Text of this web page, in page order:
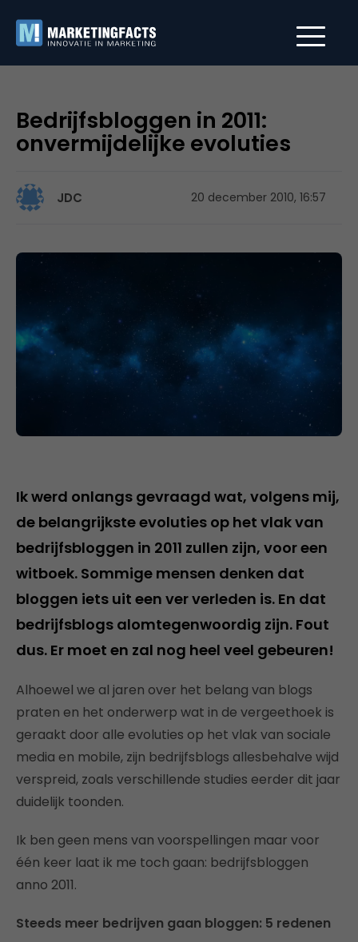
Bedrijfsbloggen in 2011:
onvermijdelijke evoluties
JDC 20 december 2010, 16:57
Ik werd onlangs gevraagd wat, volgens mij,
de belangrijkste evoluties op het vlak van
bedrijfsbloggen in 2011 zullen zijn, voor een
witboek. Sommige mensen denken dat
bloggen iets uit een ver verleden is. En dat
bedrijfsblogs alomtegenwoordig zijn. Fout
dus. Er moet en zal nog heel veel gebeuren!
Alhoewel we al jaren over het belang van blogs
praten en het onderwerp wat in de vergeethoek is
geraakt door alle evoluties op het vlak van sociale
media en mobile, zijn bedrijfsblogs allesbehalve wijd
verspreid, zoals verschillende studies eerder dit jaar
duidelijk toonden.
Ik ben geen mens van voorspellingen maar voor
één keer laat ik me toch gaan: bedrijfsbloggen
anno 2011.
Steeds meer bedrijven gaan bloggen: 5 redenen